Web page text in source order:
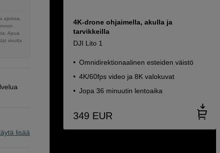
ajoissa,
Apua
sivulta
lisää
4K-drone ohjaimella, akulla ja
tarvikkeilla
DJI Lito 1
Omnidirektionaalinen esteiden väistö
4K/60fps video ja 8K valokuvat
Jopa 36 minuutin lentoaika
349 EUR